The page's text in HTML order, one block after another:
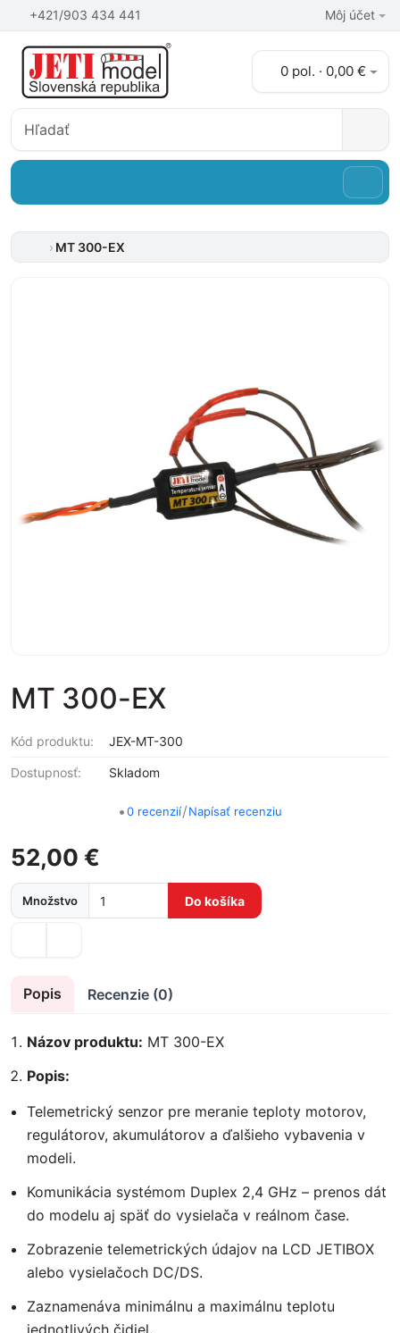
+421/903 434 441 Môj účet
0 pol. · 0,00 €
MT 300-EX
MT 300-EX
Kód produktu: JEX-MT-300
Dostupnosť: Skladom
•0 recenzií/Napísať recenziu
52,00 €
Množstvo Do košíka
Popis Recenzie (0)
Názov produktu: MT 300-EX
Popis:
Telemetrický senzor pre meranie teploty motorov,
regulátorov, akumulátorov a ďalšieho vybavenia v
modeli.
Komunikácia systémom Duplex 2,4 GHz – prenos dát
do modelu aj späť do vysielača v reálnom čase.
Zobrazenie telemetrických údajov na LCD JETIBOX
alebo vysielačoch DC/DS.
Zaznamenáva minimálnu a maximálnu teplotu
jednotlivých čidiel.